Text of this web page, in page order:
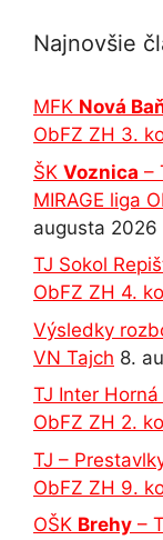
Najnovšie
MFK Nová
ObFZ ZH 3.
ŠK Voznica –
MIRAGE liga
augusta 2026
TJ Sokol
ObFZ ZH 4.
Výsledky
VN Tajch 8.
TJ Inter Horná
ObFZ ZH 2.
TJ –
ObFZ ZH 9.
OŠK Brehy –